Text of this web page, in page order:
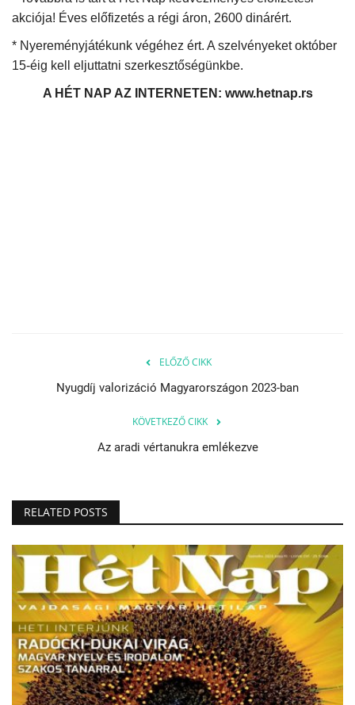
akciója! Éves előfizetés a régi áron, 2600 dinárért.
* Nyereményjátékunk végéhez ért. A szelvényeket október
15-éig kell eljuttatni szerkesztőségünkbe.
A HÉT NAP AZ INTERNETEN: www.hetnap.rs
ELŐZŐ CIKK
Nyugdíj valorizáció Magyarországon 2023-ban
KÖVETKEZŐ CIKK
Az aradi vértanukra emlékezve
RELATED POSTS